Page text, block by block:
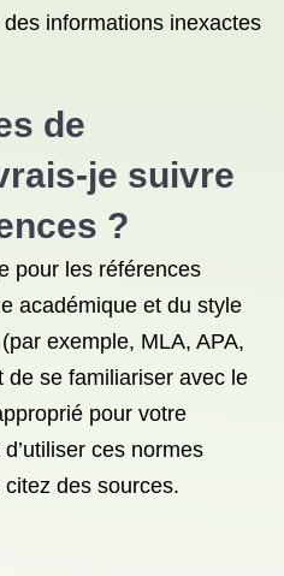
informations inexactes
de
je suivre
?
pour les références
académique et du style
exemple, MLA, APA,
de se familiariser avec le
pour votre
ces normes
des sources.